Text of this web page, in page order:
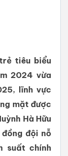
tiêu biểu
2024 vừa
lĩnh vực
mặt được
Hà Hữu
đồng đội nỗ
suất chính